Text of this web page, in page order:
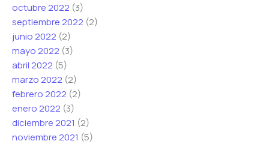
octubre 2022 (3)
septiembre 2022 (2)
junio 2022 (2)
mayo 2022 (3)
abril 2022 (5)
marzo 2022 (2)
febrero 2022 (2)
enero 2022 (3)
diciembre 2021 (2)
noviembre 2021 (5)